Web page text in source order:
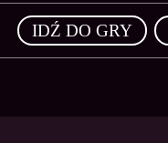
IDŹ DO GRY